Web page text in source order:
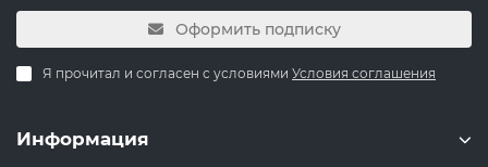
Оформить подписку
Я прочитал и согласен с условиями Условия соглашения
Информация